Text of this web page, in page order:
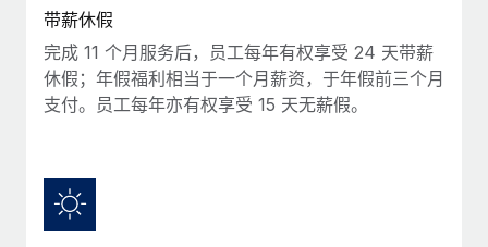
咨询专家
获得全球人力资源与合规方面的专家帮助
背景调查
合规守望台
防范合规风险
Remote Build
集成与人工智能自动化咨询
案例研究
薪金与人才洞察
洞察中心
获得支持
博客
带薪休假
完成 11 个月服务后，员工每年有权享受 24 天带薪
休假；年假福利相当于一个月薪资，于年假前三个月
支付。员工每年亦有权享受 15 天无薪假。